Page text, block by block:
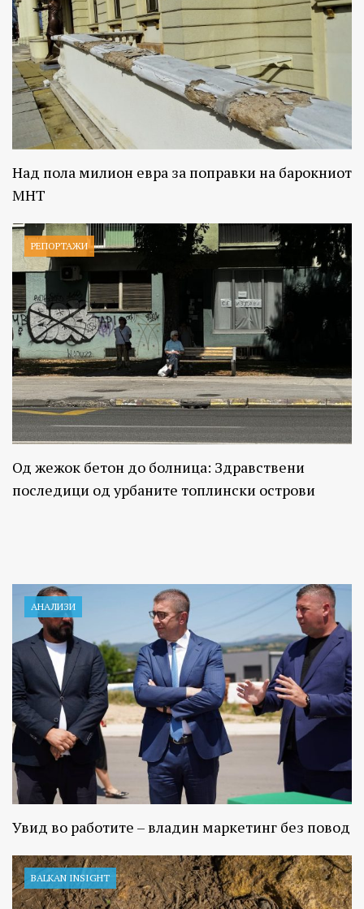
Над пола милион евра за поправки на барокниот
МНТ
РЕПОРТАЖИ
Од жежок бетон до болница: Здравствени
последици од урбаните топлински острови
АНАЛИЗИ
Увид во работите – владин маркетинг без повод
BALKAN INSIGHT